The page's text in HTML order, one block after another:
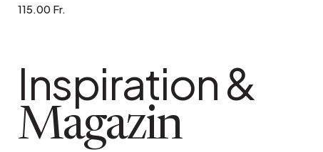
115.00 Fr.
Inspiration &
Magazin